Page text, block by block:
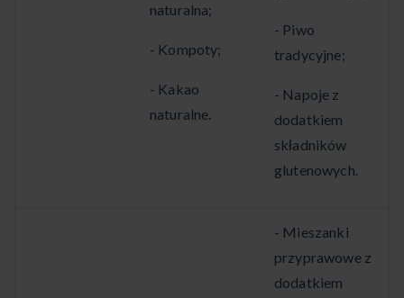
naturalna;
- Kompoty;
- Kakao
naturalne.
- Piwo
tradycyjne;
- Napoje z
dodatkiem
składników
glutenowych.
- Mieszanki
przyprawowe z
dodatkiem